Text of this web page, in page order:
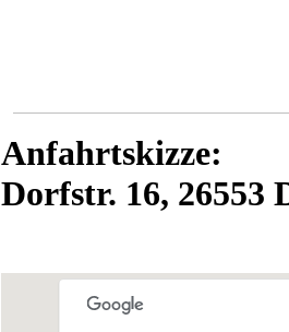
Anfahrtskizze:
Dorfstr. 16, 26553